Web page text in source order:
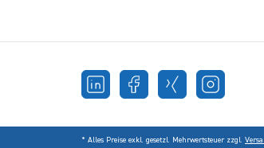
* Alles Preise exkl. gesetzl. Mehrwertsteuer zzgl.